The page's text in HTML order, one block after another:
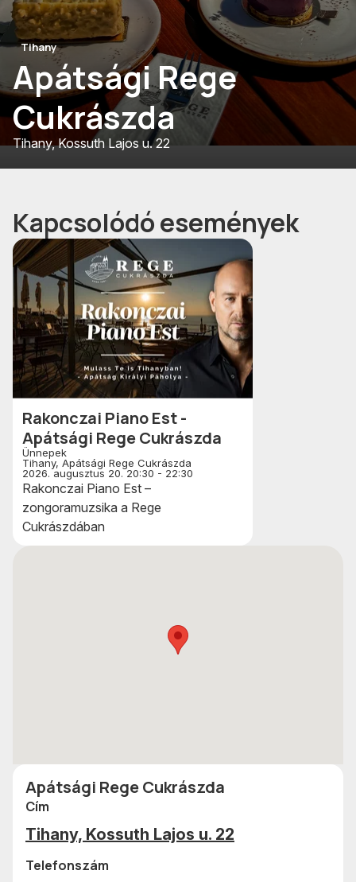
Tihany
Apátsági Rege
Cukrászda
Tihany, Kossuth Lajos u. 22
Kapcsolódó események
Rakonczai Piano Est -
Apátsági Rege Cukrászda
Ünnepek
Tihany, Apátsági Rege Cukrászda
2026. augusztus 20. 20:30 - 22:30
Rakonczai Piano Est –
zongoramuzsika a Rege
Cukrászdában
Apátsági Rege Cukrászda
Cím
Tihany, Kossuth Lajos u. 22
Telefonszám